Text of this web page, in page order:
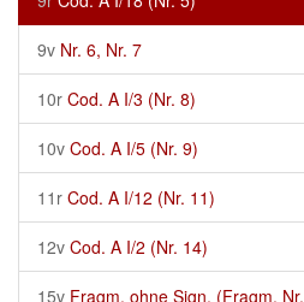
9v Nr. 6, Nr. 7
10r Cod. A I/3 (Nr. 8)
10v Cod. A I/5 (Nr. 9)
11r Cod. A I/12 (Nr. 11)
12v Cod. A I/2 (Nr. 14)
15v Fragm. ohne Sign. (Fragm. Nr.